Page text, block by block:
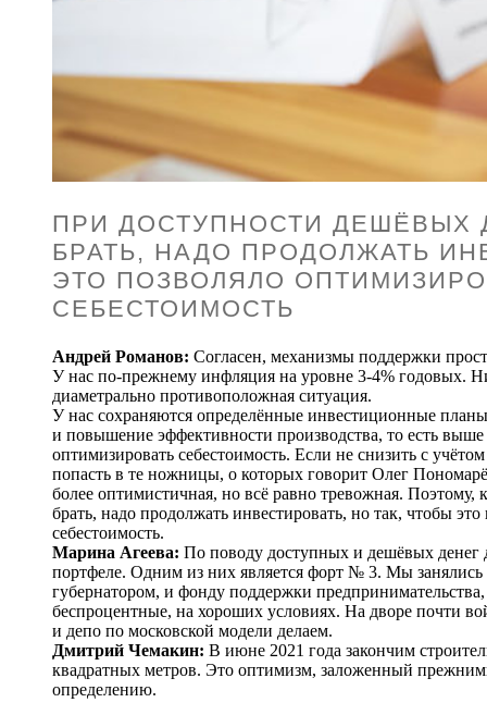
ПРИ ДОСТУПНОСТИ ДЕШЁВЫХ
БРАТЬ, НАДО ПРОДОЛЖАТЬ
ЭТО ПОЗВОЛЯЛО
СЕБЕСТОИМОСТЬ
Андрей Романов: Согласен, механизмы поддержки
У нас по-прежнему инфляция на уровне 3-4% годовых.
диаметрально противоположная ситуация.
У нас сохраняются определённые инвестиционные
и повышение эффективности производства, то есть
оптимизировать себестоимость. Если не снизить с
попасть в те ножницы, о которых говорит Олег
более оптимистичная, но всё равно тревожная.
брать, надо продолжать инвестировать, но так, чтобы
себестоимость.
Марина Агеева: По поводу доступных и дешёвых денег
портфеле. Одним из них является форт № 3. Мы
губернатором, и фонду поддержки
беспроцентные, на хороших условиях. На дворе почти
и депо по московской модели делаем.
Дмитрий Чемакин: В июне 2021 года закончим
квадратных метров. Это оптимизм, заложенный
определению.